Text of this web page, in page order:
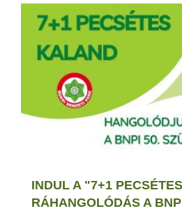
INDUL A "7+1
RÁHANGOLÓDÁS A